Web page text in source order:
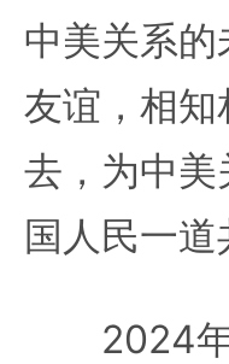
中美关系
友谊，相
去，为中
国人民一
2024年“